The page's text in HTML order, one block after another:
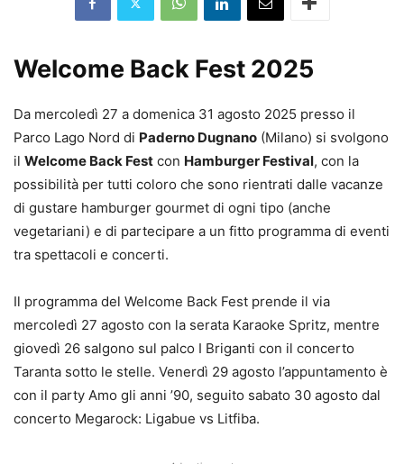
Welcome Back Fest 2025
Da mercoledì 27 a domenica 31 agosto 2025 presso il
Parco Lago Nord di Paderno Dugnano (Milano) si svolgono
il Welcome Back Fest con Hamburger Festival, con la
possibilità per tutti coloro che sono rientrati dalle vacanze
di gustare hamburger gourmet di ogni tipo (anche
vegetariani) e di partecipare a un fitto programma di eventi
tra spettacoli e concerti.
Il programma del Welcome Back Fest prende il via
mercoledì 27 agosto con la serata Karaoke Spritz, mentre
giovedì 26 salgono sul palco I Briganti con il concerto
Taranta sotto le stelle. Venerdì 29 agosto l’appuntamento è
con il party Amo gli anni ’90, seguito sabato 30 agosto dal
concerto Megarock: Ligabue vs Litfiba.